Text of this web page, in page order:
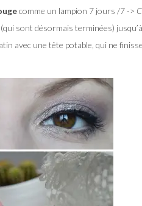
comme un lampion 7 jours /7 ->
sont désormais terminées) jusqu’à
avec une tête potable, qui ne finisse